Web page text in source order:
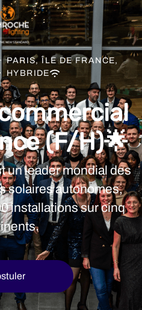
· PARIS, ÎLE DE FRANCE,
· HYBRIDE
(F/H)🌟
un leader mondial des
solaires autonomes,
installations sur cinq